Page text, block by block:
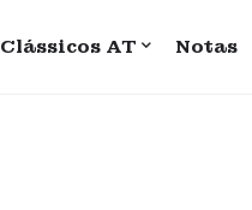
Clássicos AT Notas